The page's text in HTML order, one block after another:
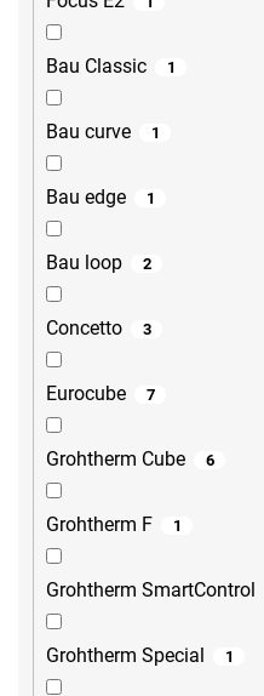
Bau Classic 1
Bau curve 1
Bau edge 1
Bau loop 2
Concetto 3
Eurocube 7
Grohtherm Cube 6
Grohtherm F 1
Grohtherm SmartControl
Grohtherm Special 1